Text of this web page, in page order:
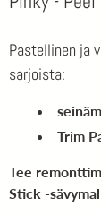
Pastellinen ja
sarjoista:
Trim
Tee
Stick -